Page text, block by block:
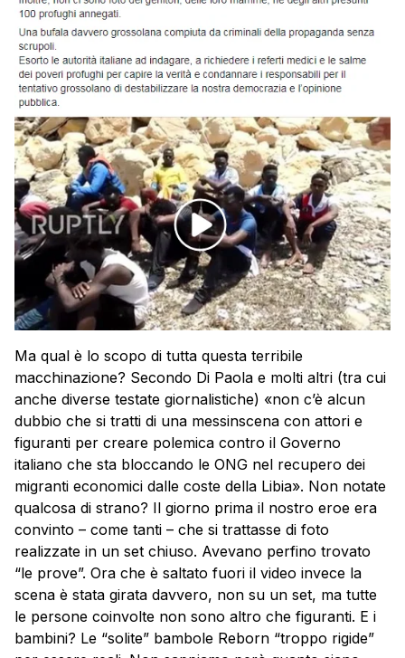
Ma qual è lo scopo di tutta questa terribile
macchinazione? Secondo Di Paola e molti altri (tra cui
anche diverse testate giornalistiche) «non c’è alcun
dubbio che si tratti di una messinscena con attori e
figuranti per creare polemica contro il Governo
italiano che sta bloccando le ONG nel recupero dei
migranti economici dalle coste della Libia». Non notate
qualcosa di strano? Il giorno prima il nostro eroe era
convinto – come tanti – che si trattasse di foto
realizzate in un set chiuso. Avevano perfino trovato
“le prove”. Ora che è saltato fuori il video invece la
scena è stata girata davvero, non su un set, ma tutte
le persone coinvolte non sono altro che figuranti. E i
bambini? Le “solite” bambole Reborn “troppo rigide”